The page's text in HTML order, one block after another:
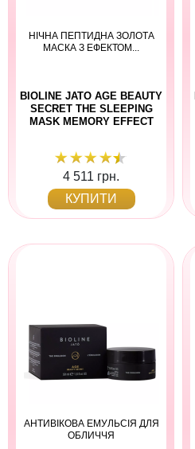
НІЧНА ПЕПТИДНА ЗОЛОТА
МАСКА З ЕФЕКТОМ...
BIOLINE JATO AGE BEAUTY
SECRET THE SLEEPING
MASK MEMORY EFFECT
4 511 грн.
КУПИТИ
АНТИВІКОВА ЕМУЛЬСІЯ ДЛЯ
ОБЛИЧЧЯ